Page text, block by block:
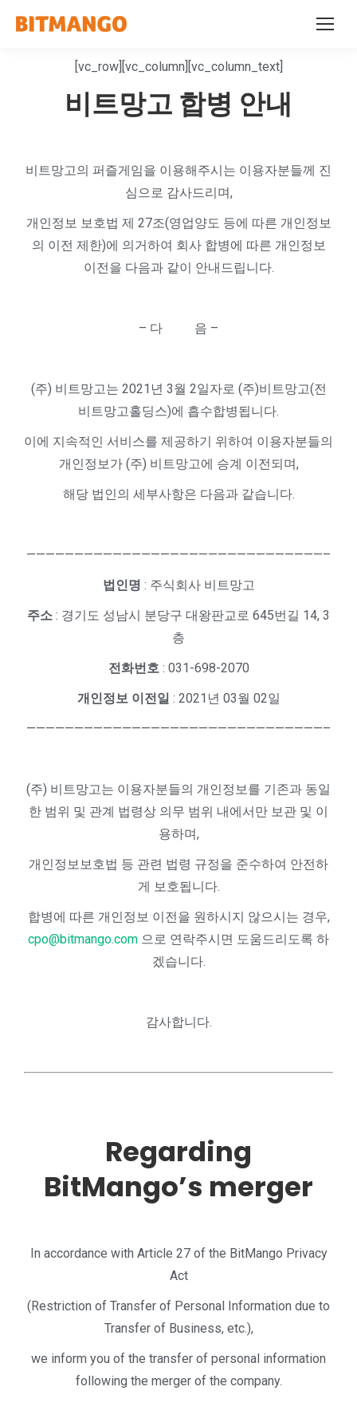
[vc_row][vc_column][vc_column_text]
비트망고 합병 안내
비트망고의 퍼즐게임을 이용해주시는 이용자분들께 진
심으로 감사드리며,
개인정보 보호법 제 27조(영업양도 등에 따른 개인정보
의 이전 제한)에 의거하여 회사 합병에 따른 개인정보
이전을 다음과 같이 안내드립니다.
– 다 음 –
(주) 비트망고는 2021년 3월 2일자로 (주)비트망고(전
비트망고홀딩스)에 흡수합병됩니다.
이에 지속적인 서비스를 제공하기 위하여 이용자분들의
개인정보가 (주) 비트망고에 승계 이전되며,
해당 법인의 세부사항은 다음과 같습니다.
———————————————————————————————–
법인명 : 주식회사 비트망고
주소 : 경기도 성남시 분당구 대왕판교로 645번길 14, 3
층
전화번호: 031-698-2070
개인정보 이전일 : 2021년 03월 02일
———————————————————————————————–
(주) 비트망고는 이용자분들의 개인정보를 기존과 동일
한 범위 및 관계 법령상 의무 범위 내에서만 보관 및 이
용하며,
개인정보보호법 등 관련 법령 규정을 준수하여 안전하
게 보호됩니다.
합병에 따른 개인정보 이전을 원하시지 않으시는 경우,
cpo@bitmango.com 으로 연락주시면 도움드리도록 하
겠습니다.
감사합니다.
Regarding
BitMango’s merger
In accordance with Article 27 of the BitMango Privacy
Act
(Restriction of Transfer of Personal Information due to
Transfer of Business, etc.),
we inform you of the transfer of personal information
following the merger of the company.